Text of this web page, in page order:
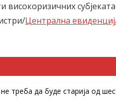
високоризичних
Централна
треба да буде старија од